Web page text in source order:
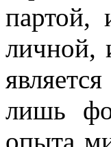
партой,
личной,
лишь
опыта